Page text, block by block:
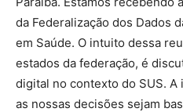
da Federalização dos Dados
em Saúde. O intuito dessa
estados da federação, é
digital no contexto do SUS.
as nossas decisões sejam